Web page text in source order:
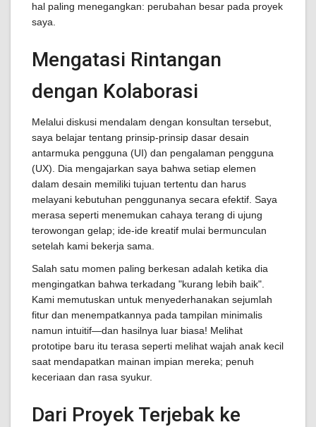
hal paling menegangkan: perubahan besar pada proyek
saya.
Mengatasi Rintangan
dengan Kolaborasi
Melalui diskusi mendalam dengan konsultan tersebut,
saya belajar tentang prinsip-prinsip dasar desain
antarmuka pengguna (UI) dan pengalaman pengguna
(UX). Dia mengajarkan saya bahwa setiap elemen
dalam desain memiliki tujuan tertentu dan harus
melayani kebutuhan penggunanya secara efektif. Saya
merasa seperti menemukan cahaya terang di ujung
terowongan gelap; ide-ide kreatif mulai bermunculan
setelah kami bekerja sama.
Salah satu momen paling berkesan adalah ketika dia
mengingatkan bahwa terkadang "kurang lebih baik".
Kami memutuskan untuk menyederhanakan sejumlah
fitur dan menempatkannya pada tampilan minimalis
namun intuitif—dan hasilnya luar biasa! Melihat
prototipe baru itu terasa seperti melihat wajah anak kecil
saat mendapatkan mainan impian mereka; penuh
keceriaan dan rasa syukur.
Dari Proyek Terjebak ke